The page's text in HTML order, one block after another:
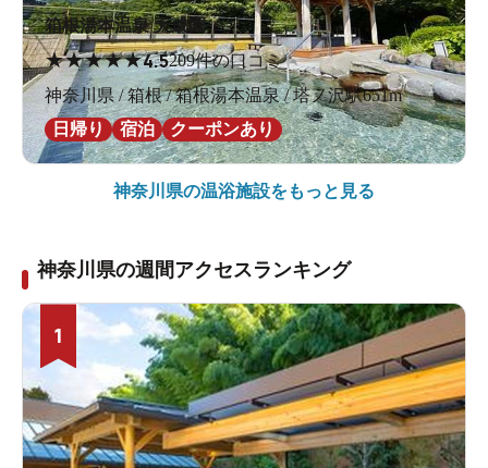
箱根湯本温泉 天成園
★★★★★4.5209件の口コミ
神奈川県 / 箱根 / 箱根湯本温泉 / 塔ノ沢駅651m
日帰り
宿泊 クーポンあり
神奈川県の温浴施設をもっと見る
神奈川県の週間アクセスランキング
1